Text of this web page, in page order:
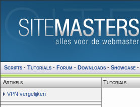
Scripts - Tutorials - Forum - Downloads - Showcase -
Artikels
VPN vergelijken
Tutorials